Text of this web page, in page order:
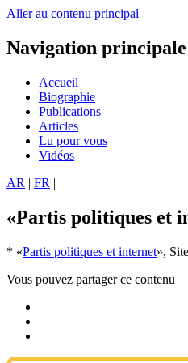
Aller au contenu principal
Navigation principale
Accueil
Biographie
Publications
Articles
Lu pour vous
Vidéos
AR | FR |
«Partis politiques et
* «Partis politiques et internet»,
Vous pouvez partager ce contenu